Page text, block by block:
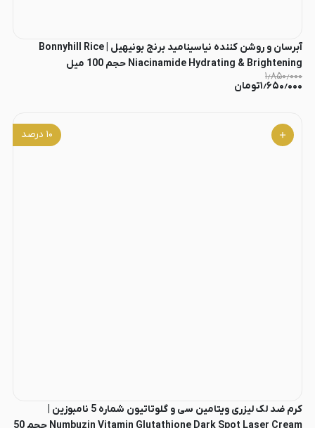
آبرسان و روشن کننده نیاسینامید برنج بونیهیل | Bonnyhill Rice
Niacinamide Hydrating & Brightening حجم 100 میل
۱٫۸۵۰٫۰۰۰
۱٫۶۵۰٫۰۰۰تومان
۱۰ درصد
کرم ضد لک لیزری ویتامین سی و گلوتاتیون شماره 5 نامبوزین |